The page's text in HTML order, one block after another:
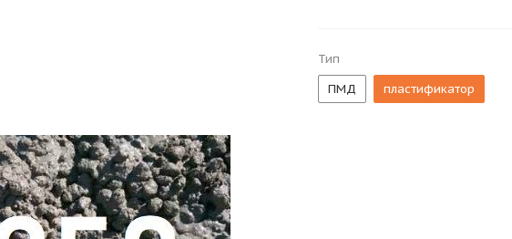
Тип
ПМД
пластификатор